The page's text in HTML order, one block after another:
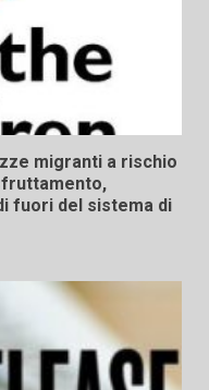
migranti a rischio
fuori del sistema di